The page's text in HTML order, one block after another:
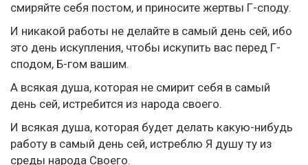
смиряйте себя постом, и приносите жертвы Г-споду.
И никакой работы не делайте в самый день сей, ибо
это день искупления, чтобы искупить вас перед Г-
сподом, Б-гом вашим.
А всякая душа, которая не смирит себя в самый
день сей, истребится из народа своего.
И всякая душа, которая будет делать какую-нибудь
работу в самый день сей, истреблю Я душу ту из
среды народа Своего.